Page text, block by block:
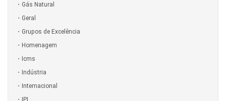
Gás Natural
Geral
Grupos de Excelência
Homenagem
Icms
Indústria
Internacional
IPI